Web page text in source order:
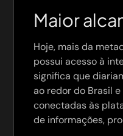
Maior
Hoje, mais da
possui acesso à
significa que
ao redor do Brasil
conectadas às
de informações,